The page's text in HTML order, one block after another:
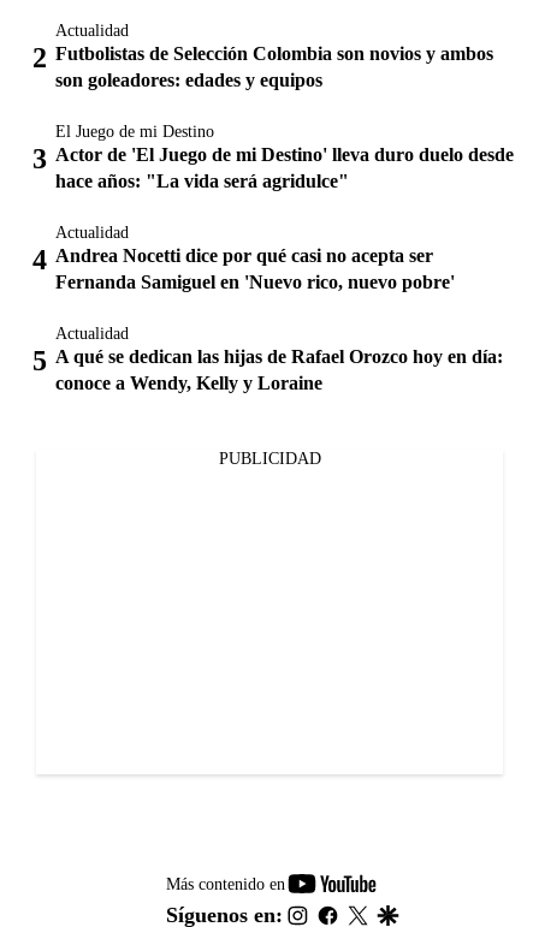
Actualidad
Futbolistas de Selección Colombia son novios y ambos
son goleadores: edades y equipos
El Juego de mi Destino
Actor de 'El Juego de mi Destino' lleva duro duelo desde
hace años: "La vida será agridulce"
Actualidad
Andrea Nocetti dice por qué casi no acepta ser
Fernanda Samiguel en 'Nuevo rico, nuevo pobre'
Actualidad
A qué se dedican las hijas de Rafael Orozco hoy en día:
conoce a Wendy, Kelly y Loraine
PUBLICIDAD
Más contenido en
youtube-
footer
Síguenos en: instagram
facebook
twitter